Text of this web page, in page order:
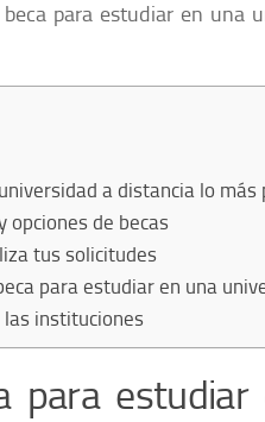
para estudiar en una
a distancia lo más
opciones de becas
tus solicitudes
para estudiar en una
las instituciones
para